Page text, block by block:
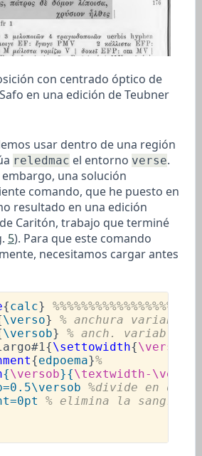
con centrado óptico de
en una edición de Teubner
usar dentro de una región
reledmac el entorno verse.
una solución
comando, que he puesto en
resultado en una edición
Caritón, trabajo que terminé
5). Para que este comando
necesitamos cargar antes
{calc} %%%%%%%%%%%%%%%%%%
\verso} % anchura
\versob} % anch. variable:
#1{\settowidth{\verso
{edpoema}%
{\versob}{\textwidth- \verso
=0.5\versob %divide en dos
=0pt % elimina la sangría